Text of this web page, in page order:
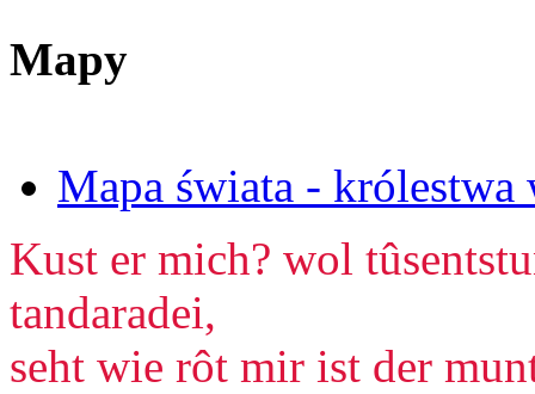
Mapy
Mapa świata - królestwa
Kust er mich? wol
tandaradei,
seht wie rôt mir ist der